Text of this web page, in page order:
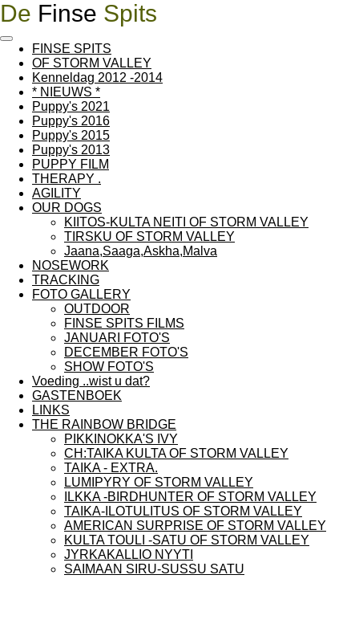
Ga
naar
hoofdinhoud
De Finse Spits
FINSE SPITS
OF STORM VALLEY
Kenneldag 2012 -2014
* NIEUWS *
Puppy's 2021
Puppy's 2016
Puppy's 2015
Puppy's 2013
PUPPY FILM
THERAPY .
AGILITY
OUR DOGS
KIITOS-KULTA NEITI OF STORM VALLEY
TIRSKU OF STORM VALLEY
Jaana,Saaga,Askha,Malva
NOSEWORK
TRACKING
FOTO GALLERY
OUTDOOR
FINSE SPITS FILMS
JANUARI FOTO'S
DECEMBER FOTO'S
SHOW FOTO'S
Voeding ..wist u dat?
GASTENBOEK
LINKS
THE RAINBOW BRIDGE
PIKKINOKKA'S IVY
CH:TAIKA KULTA OF STORM VALLEY
TAIKA - EXTRA.
LUMIPYRY OF STORM VALLEY
ILKKA -BIRDHUNTER OF STORM VALLEY
TAIKA-ILOTULITUS OF STORM VALLEY
AMERICAN SURPRISE OF STORM VALLEY
KULTA TOULI -SATU OF STORM VALLEY
JYRKAKALLIO NYYTI
SAIMAAN SIRU-SUSSU SATU